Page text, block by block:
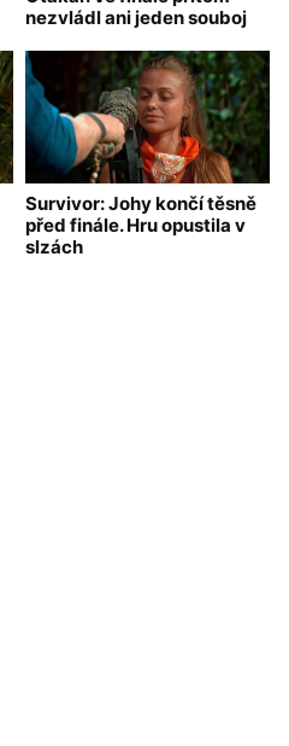
nezvládl ani jeden souboj
Survivor: Johy končí těsně
před finále. Hru opustila v
slzách